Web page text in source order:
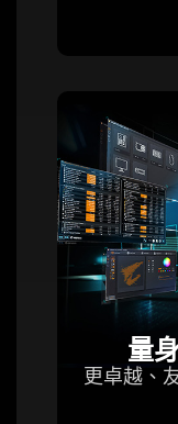
量
更卓越、